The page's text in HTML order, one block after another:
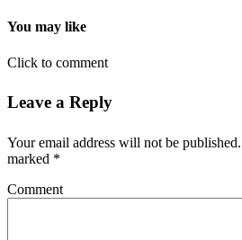
You may like
Click to comment
Leave a Reply
Your email address will not be published.
marked *
Comment